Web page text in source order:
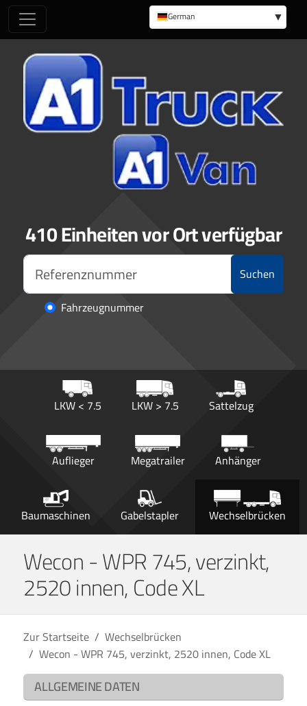
410 Einheiten vor Ort verfügbar
Suchen
Fahrzeugnummer
LKW < 7.5 LKW > 7.5 Sattelzug
Auflieger Megatrailer Anhänger
Baumaschinen Gabelstapler Wechselbrücken
German
English
Wecon - WPR 745, verzinkt,
2520 innen, Code XL
Zur Startseite
Wechselbrücken
Wecon - WPR 745, verzinkt, 2520 innen, Code XL
ALLGEMEINE DATEN